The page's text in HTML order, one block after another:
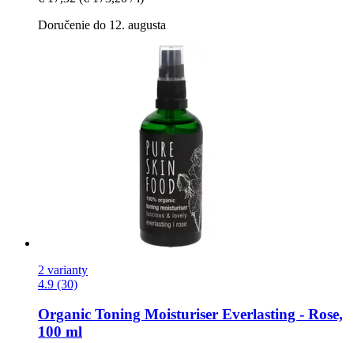
Doručenie do 12. augusta
2 varianty
4.9 (30)
Organic Toning Moisturiser Everlasting -​ Rose,
100 ml